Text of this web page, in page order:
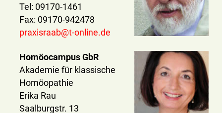
Tel: 09170-1461
Fax: 09170-942478
praxisraab@t-online.de
Homöocampus GbR
Akademie für klassische
Homöopathie
Erika Rau
Saalburgstr. 13